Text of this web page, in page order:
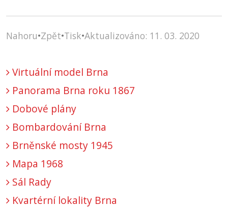
Nahoru•Zpět•Tisk•Aktualizováno: 11. 03. 2020
Virtuální model Brna
Panorama Brna roku 1867
Dobové plány
Bombardování Brna
Brněnské mosty 1945
Mapa 1968
Sál Rady
Kvartérní lokality Brna